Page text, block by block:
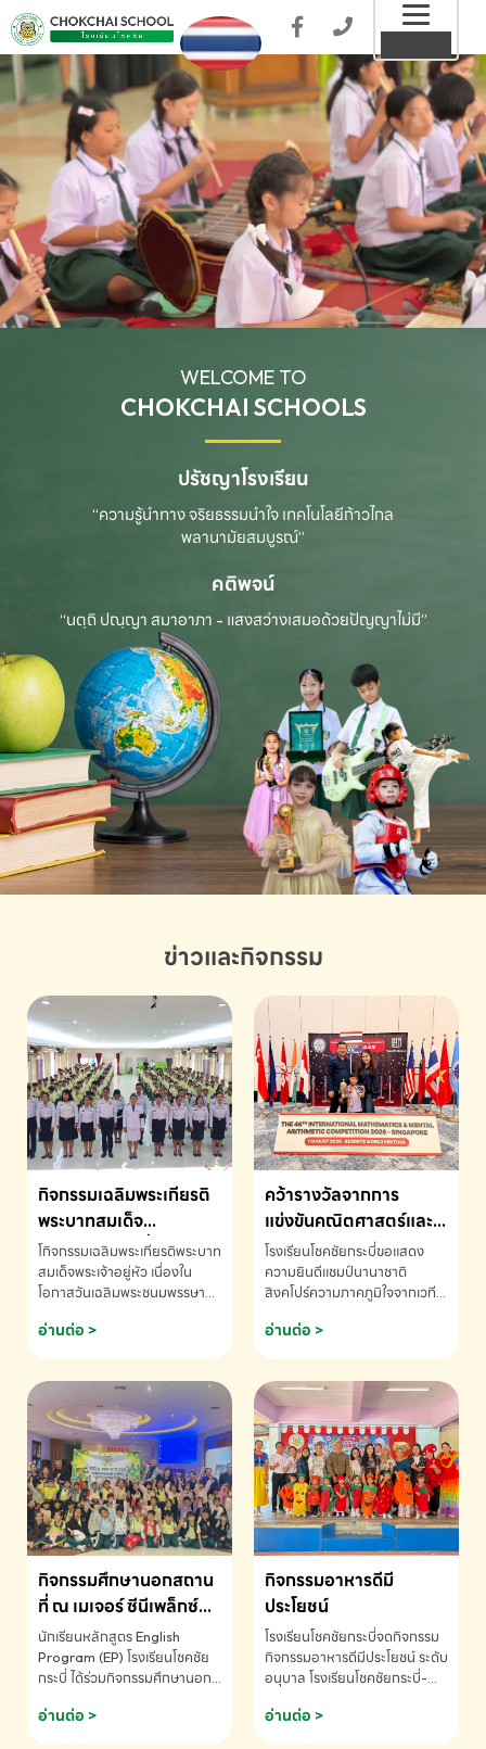
WELCOME TO
CHOKCHAI SCHOOLS
ปรัชญาโรงเรียน
“ความรู้นำทาง จริยธรรมนำใจ เทคโนโลยีก้าวไกล
พลานามัยสมบูรณ์”
คติพจน์
“นตฺถิ ปณฺญา สมาอาภา - แสงสว่างเสมอด้วยปัญญาไม่มี”
ข่าวและกิจกรรม
กิจกรรมเฉลิมพระเกียรติ
พระบาทสมเด็จ
พระเจ้าอยู่หัว เนื่องใน
โอกาสวันเฉลิม
พระชนมพรรษา
โกิจกรรมเฉลิมพระเกียรติพระบาท
สมเด็จพระเจ้าอยู่หัว เนื่องใน
โอกาสวันเฉลิมพระชนมพรรษา
ข้อมูลเพิ่มเติม โทร. 075-691910
อ่านต่อ >
คว้ารางวัลจากการ
แข่งขันคณิตศาสตร์และ
คณิตคิดเร็วนานาชาติ
ครั้งที่ 46 ประจำปี 2569
ณ ประเทศสิงคโปร์
โรงเรียนโชคชัยกระบี่ขอแสดง
ความยินดีแชมป์นานาชาติ
สิงคโปร์ความภาคภูมิใจจากเวที
ด.ช.พัทธนันท์ พรหมพันธ์ ชั้น
อนุบาล EP K3 โรงเรียนโชคชัย
แข่งขันคณิตศาสตร์และคณิตคิด
เร็วนานาชาติ ครั้งที่ 46 ประจำปี
2569 ณ ประเทศสิงคโปร์
INTERNATIONAL
MATHEMATICS AND
MENTAL ARITHMETIC
COMPETITION 2026 - ถ้วย
รางวัลรองชนะเลิศอันดับที่ 2
Mental Arithmetic
Competition K2 - ถ้วยรางวัล
รองชนะเลิศอันดับที่ 2 Mental
K2(Grop) โรงเรียนโชคชัยกระบี่-
สอบถามข้อมูลเพิ่มเติม โทร.
075-691910
อ่านต่อ >
กิจกรรมศึกษานอกสถาน
ที่ ณ เมเจอร์ ซีนีเพล็กซ์
ระดับประถมศึกษา (EP.1-
6)
นักเรียนหลักสูตร English
Program (EP) โรงเรียนโชคชัย
กระบี่ ได้ร่วมกิจกรรมศึกษานอก
ชมภาพยนตร์ Toy Story 5
(Soundtrack)เพื่อเสริมทักษะ
อ่านต่อ >
กิจกรรมอาหารดีมี
ประโยชน์
โรงเรียนโชคชัยกระบี่จดกิจกรรม
กิจกรรมอาหารดีมีประโยชน์ ระดับ
อนุบาล โรงเรียนโชคชัยกระบี่-
075-691910
อ่านต่อ >